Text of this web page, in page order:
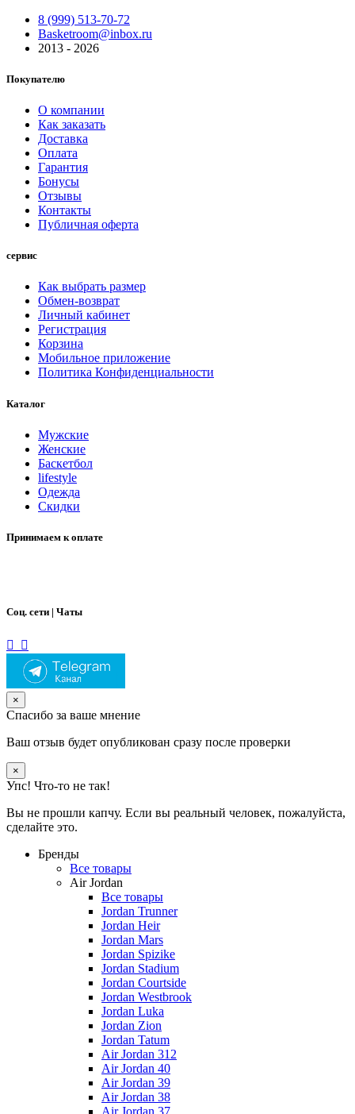
8 (999) 513-70-72
Basketroom@inbox.ru
2013 - 2026
Покупателю
О компании
Как заказать
Доставка
Оплата
Гарантия
Бонусы
Отзывы
Контакты
Публичная оферта
сервис
Как выбрать размер
Обмен-возврат
Личный кабинет
Регистрация
Корзина
Мобильное приложение
Политика Конфиденциальности
Каталог
Мужские
Женские
Баскетбол
lifestyle
Одежда
Скидки
Принимаем к оплате
Соц. сети | Чаты
×
Спасибо за ваше мнение
Ваш отзыв будет опубликован сразу после проверки
×
Упс! Что-то не так!
Вы не прошли капчу. Если вы реальный человек, пожалуйста,
сделайте это.
Бренды
Все товары
Air Jordan
Все товары
Jordan Trunner
Jordan Heir
Jordan Mars
Jordan Spizike
Jordan Stadium
Jordan Courtside
Jordan Westbrook
Jordan Luka
Jordan Zion
Jordan Tatum
Air Jordan 312
Air Jordan 40
Air Jordan 39
Air Jordan 38